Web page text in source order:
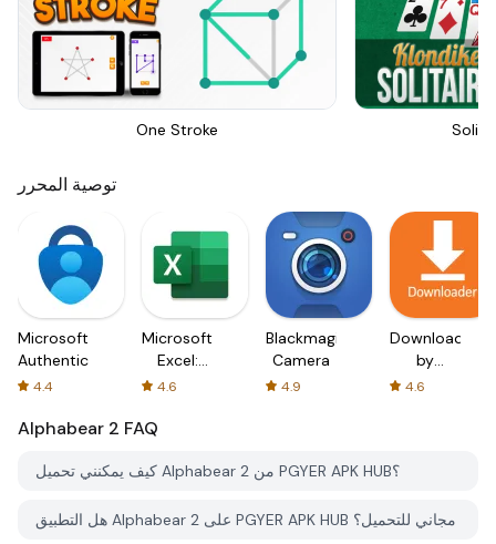
One Stroke
توصية المحرر
Microsoft
Authenticator
4.4
Microsoft
Excel:
Spreadsheets
4.6
Blackmagic
Camera
4.9
Downloader
by
AFTVnews
4.6
Alphabear 2 FAQ
كيف يمكنني تحميل Alphabear 2 من PGYER APK HUB؟
هل التطبيق Alphabear 2 على PGYER APK HUB مجاني للتحميل؟